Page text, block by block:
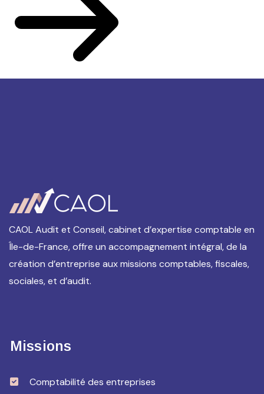
CAOL Audit et Conseil, cabinet d’expertise comptable en
Île-de-France, offre un accompagnement intégral, de la
création d’entreprise aux missions comptables, fiscales,
sociales, et d’audit.
Missions
Comptabilité des entreprises